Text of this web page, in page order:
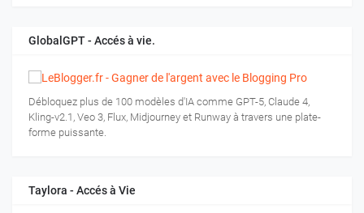
GlobalGPT - Accés à vie.
Débloquez plus de 100 modèles d'IA comme GPT-5, Claude 4,
Kling-v2.1, Veo 3, Flux, Midjourney et Runway à travers une plate-
forme puissante.
Taylora - Accés à Vie